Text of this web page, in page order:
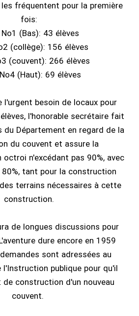
fréquentent pour la première
fois:
No1 (Bas): 43 élèves
(collège): 156 élèves
(couvent): 266 élèves
(Haut): 69 élèves
l'urgent besoin de locaux pour
l'honorable secrétaire fait
du Département en regard de la
du couvent et assure la
octroi n'excédant pas 90%, avec
tant pour la construction
terrains nécessaires à cette
construction.
de longues discussions pour
dure encore en 1959
sont adressées au
l'Instruction publique pour qu'il
construction d'un nouveau
couvent.